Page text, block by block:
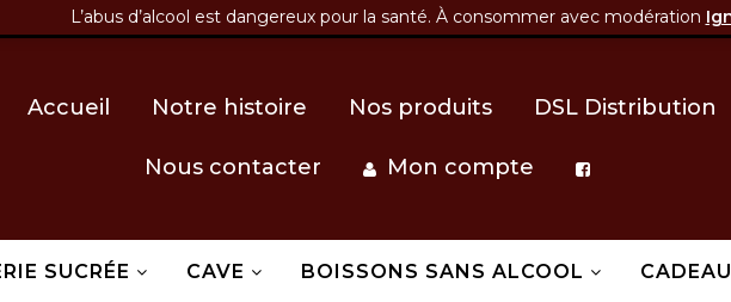
contact@lecomptoirderaphael.fr 42 route du bourg, la ferme du bourg
Accueil Notre histoire Nos produits DSL Distribution
Nous contacter Mon compte
SUCRÉE CAVE BOISSONS SANS ALCOOL
L’abus d’alcool est dangereux pour la santé. À consommer avec modération